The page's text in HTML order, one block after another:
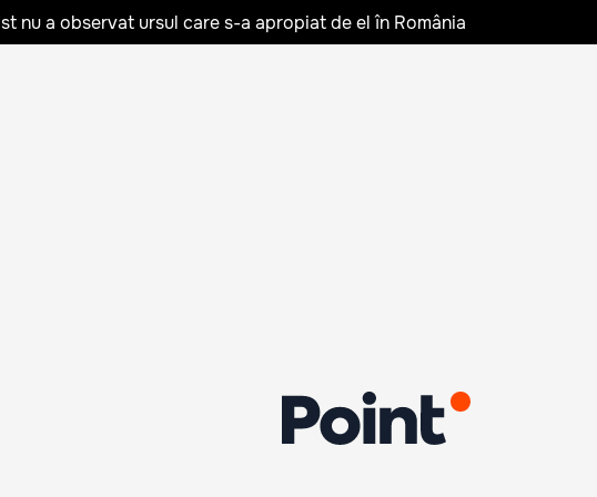
nu a observat ursul care s-a apropiat de el în România